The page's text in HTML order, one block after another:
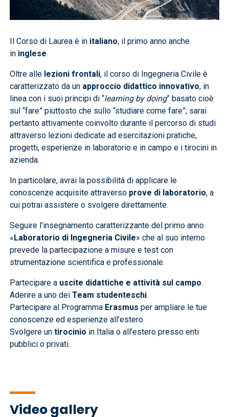
Il Corso di Laurea è in italiano, il primo anno anche
in inglese.
Oltre alle lezioni frontali, il corso di Ingegneria Civile è
caratterizzato da un approccio didattico innovativo, in
linea con i suoi principi di “learning by doing” basato cioè
sul “fare” piuttosto che sullo “studiare come fare”; sarai
pertanto attivamente coinvolto durante il percorso di studi
attraverso lezioni dedicate ad esercitazioni pratiche,
progetti, esperienze in laboratorio e in campo e i tirocini in
azienda.
In particolare, avrai la possibilità di applicare le
conoscenze acquisite attraverso prove di laboratorio, a
cui potrai assistere o svolgere direttamente.
Seguire l’insegnamento caratterizzante del primo anno
«Laboratorio di Ingegneria Civile» che al suo interno
prevede la partecipazione a misure e test con
strumentazione scientifica e professionale.
Partecipare a uscite didattiche e attività sul campo.
Aderire a uno deiTeam studenteschi.
Partecipare al Programma Erasmus per ampliare le tue
conoscenze ed esperienze all’estero.
Svolgere untirocinio in Italia o all’estero presso enti
pubblici o privati.
Video gallery